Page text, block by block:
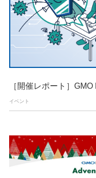
［開催レポート］
イベント